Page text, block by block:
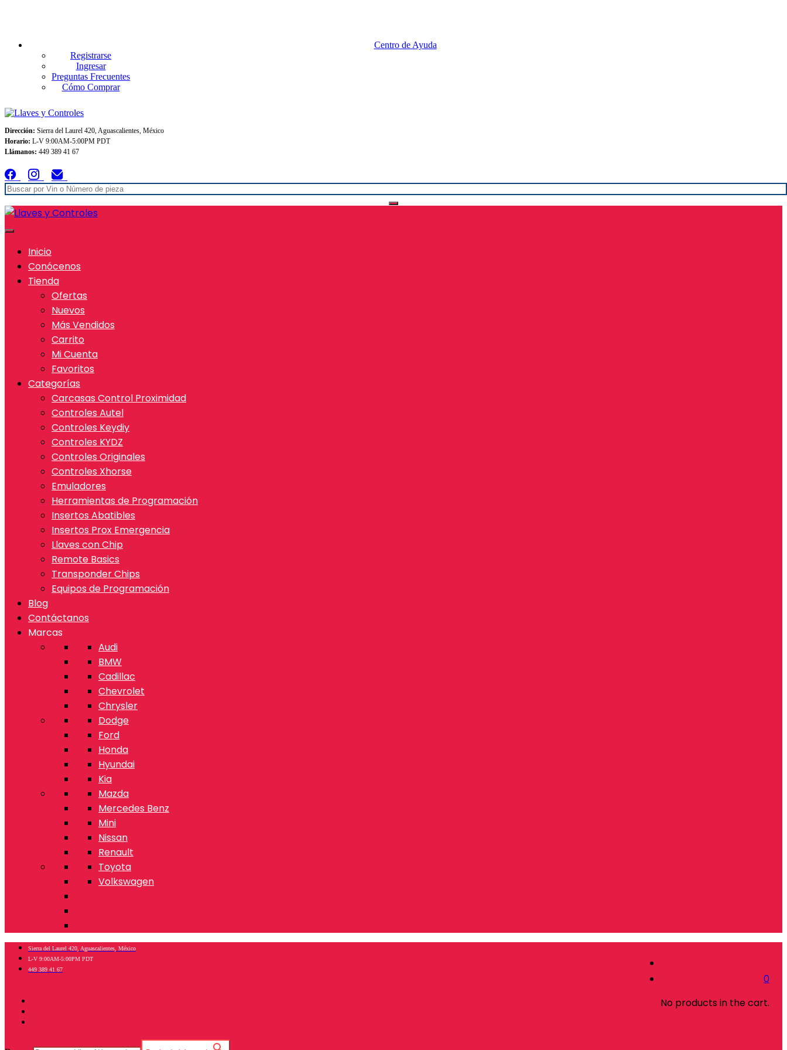
Centro de Ayuda
Registrarse
Ingresar
Preguntas Frecuentes
Cómo Comprar
Dirección: Sierra del Laurel 420, Aguascalientes, México
Horario: L-V 9:00AM-5:00PM PDT
Llámanos: 449 389 41 67
Inicio
Conócenos
Tienda
Ofertas
Nuevos
Más Vendidos
Carrito
Mi Cuenta
Favoritos
Categorías
Carcasas Control Proximidad
Controles Autel
Controles Keydiy
Controles KYDZ
Controles Originales
Controles Xhorse
Emuladores
Herramientas de Programación
Insertos Abatibles
Insertos Prox Emergencia
Llaves con Chip
Remote Basics
Transponder Chips
Equipos de Programación
Blog
Contáctanos
Marcas
Audi
BMW
Cadillac
Chevrolet
Chrysler
Dodge
Ford
Honda
Hyundai
Kia
Mazda
Mercedes Benz
Mini
Nissan
Renault
Toyota
Volkswagen
0
No products in the cart.
Sierra del Laurel 420, Aguascalientes, México
L-V 9:00AM-5:00PM PDT
449 389 41 67